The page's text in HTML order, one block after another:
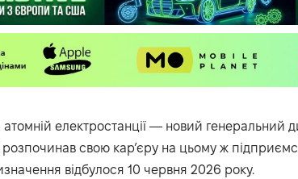
атомній електростанції — новий генеральний
свою кар’єру на цьому ж
відбулося 10 червня 2026 року.